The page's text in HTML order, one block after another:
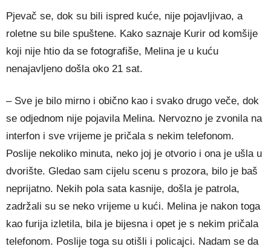
Pjevač se, dok su bili ispred kuće, nije pojavljivao, a
roletne su bile spuštene. Kako saznaje Kurir od komšije
koji nije htio da se fotografiše, Melina je u kuću
nenajavljeno došla oko 21 sat.
– Sve je bilo mirno i obično kao i svako drugo veče, dok
se odjednom nije pojavila Melina. Nervozno je zvonila na
interfon i sve vrijeme je pričala s nekim telefonom.
Poslije nekoliko minuta, neko joj je otvorio i ona je ušla u
dvorište. Gledao sam cijelu scenu s prozora, bilo je baš
neprijatno. Nekih pola sata kasnije, došla je patrola,
zadržali su se neko vrijeme u kući. Melina je nakon toga
kao furija izletila, bila je bijesna i opet je s nekim pričala
telefonom. Poslije toga su otišli i policajci. Nadam se da